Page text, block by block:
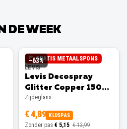
DE WEEK
−63%
GRATIS METAALSPONS
LEVIS
Levis Decospray
Glitter Copper 150ml
Zijdeglans
Zijdeglans
€ 4,89 KLUSPAS
Zonder pas € 5,15 € 13,99